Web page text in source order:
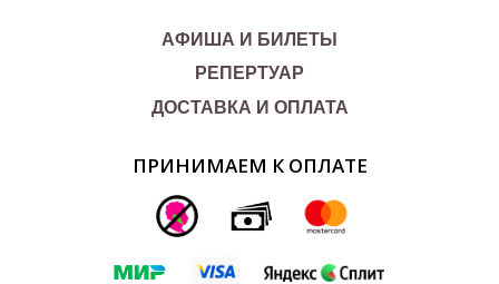
ПРИНИМАЕМ К ОПЛАТЕ
АФИША И БИЛЕТЫ
РЕПЕРТУАР
ДОСТАВКА И ОПЛАТА